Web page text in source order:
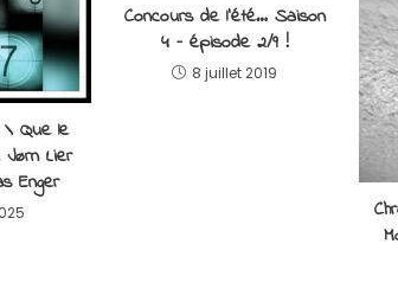
\ Que le
Jørn Lier
Enger
Concours de l’été… Saison
4 – épisode 2/9 !
8 juillet 2019